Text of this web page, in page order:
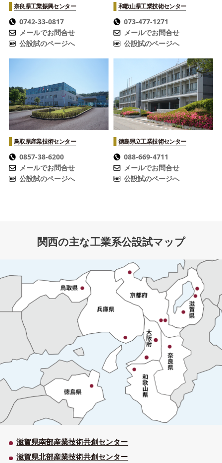
奈良県工業振興センター
0742-33-0817
メールでお問合せ
公設試のページへ
和歌山県工業技術センター
073-477-1271
メールでお問合せ
公設試のページへ
鳥取県産業技術センター
0857-38-6200
メールでお問合せ
公設試のページへ
徳島県立工業技術センター
088-669-4711
メールでお問合せ
公設試のページへ
関西の主な工業系公設試マップ
滋賀県南部産業技術共創センター
滋賀県北部産業技術共創センター